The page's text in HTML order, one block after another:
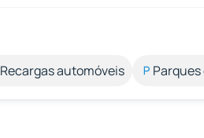
Recargas automóveis